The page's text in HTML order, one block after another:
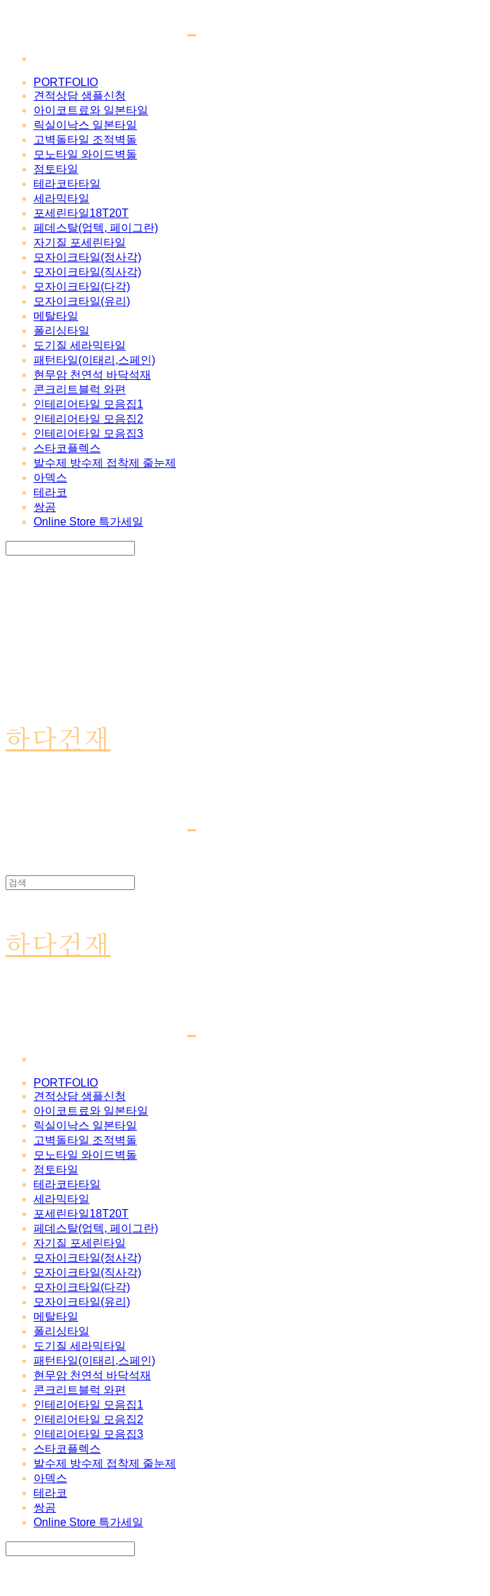
PORTFOLIO
견적상담 샘플신청
아이코트료와 일본타일
릭실이낙스 일본타일
고벽돌타일 조적벽돌
모노타일 와이드벽돌
점토타일
테라코타타일
세라믹타일
포세린타일18T20T
페데스탈(업텍, 페이그란)
자기질 포세린타일
모자이크타일(정사각)
모자이크타일(직사각)
모자이크타일(다각)
모자이크타일(유리)
메탈타일
폴리싱타일
도기질 세라믹타일
패턴타일(이태리,스페인)
현무암 천연석 바닥석재
콘크리트블럭 와편
인테리어타일 모음집1
인테리어타일 모음집2
인테리어타일 모음집3
스타코플렉스
발수제 방수제 접착제 줄눈제
아덱스
테라코
쌍곰
Online Store 특가세일
하다건재
하다건재
PORTFOLIO
견적상담 샘플신청
아이코트료와 일본타일
릭실이낙스 일본타일
고벽돌타일 조적벽돌
모노타일 와이드벽돌
점토타일
테라코타타일
세라믹타일
포세린타일18T20T
페데스탈(업텍, 페이그란)
자기질 포세린타일
모자이크타일(정사각)
모자이크타일(직사각)
모자이크타일(다각)
모자이크타일(유리)
메탈타일
폴리싱타일
도기질 세라믹타일
패턴타일(이태리,스페인)
현무암 천연석 바닥석재
콘크리트블럭 와편
인테리어타일 모음집1
인테리어타일 모음집2
인테리어타일 모음집3
스타코플렉스
발수제 방수제 접착제 줄눈제
아덱스
테라코
쌍곰
Online Store 특가세일